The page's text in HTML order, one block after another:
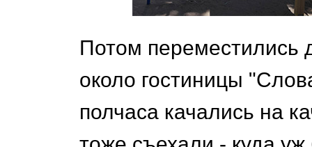
Потом переместились
около гостиницы
полчаса качались на